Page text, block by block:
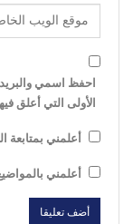
احفظ اسمي
الأولى التي أعلق
أعلمني بمتابعة
أعلمني